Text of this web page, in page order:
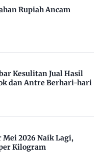
Rupiah Ancam
Kesulitan Jual Hasil
dan Antre Berhari-hari
Mei 2026 Naik Lagi,
Kilogram